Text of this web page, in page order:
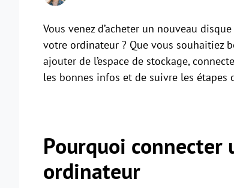
Vous venez d’acheter un nouveau
votre ordinateur ? Que vous souhaitiez
ajouter de l’espace de stockage,
les bonnes infos et de suivre les étapes
Pourquoi connecter
ordinateur